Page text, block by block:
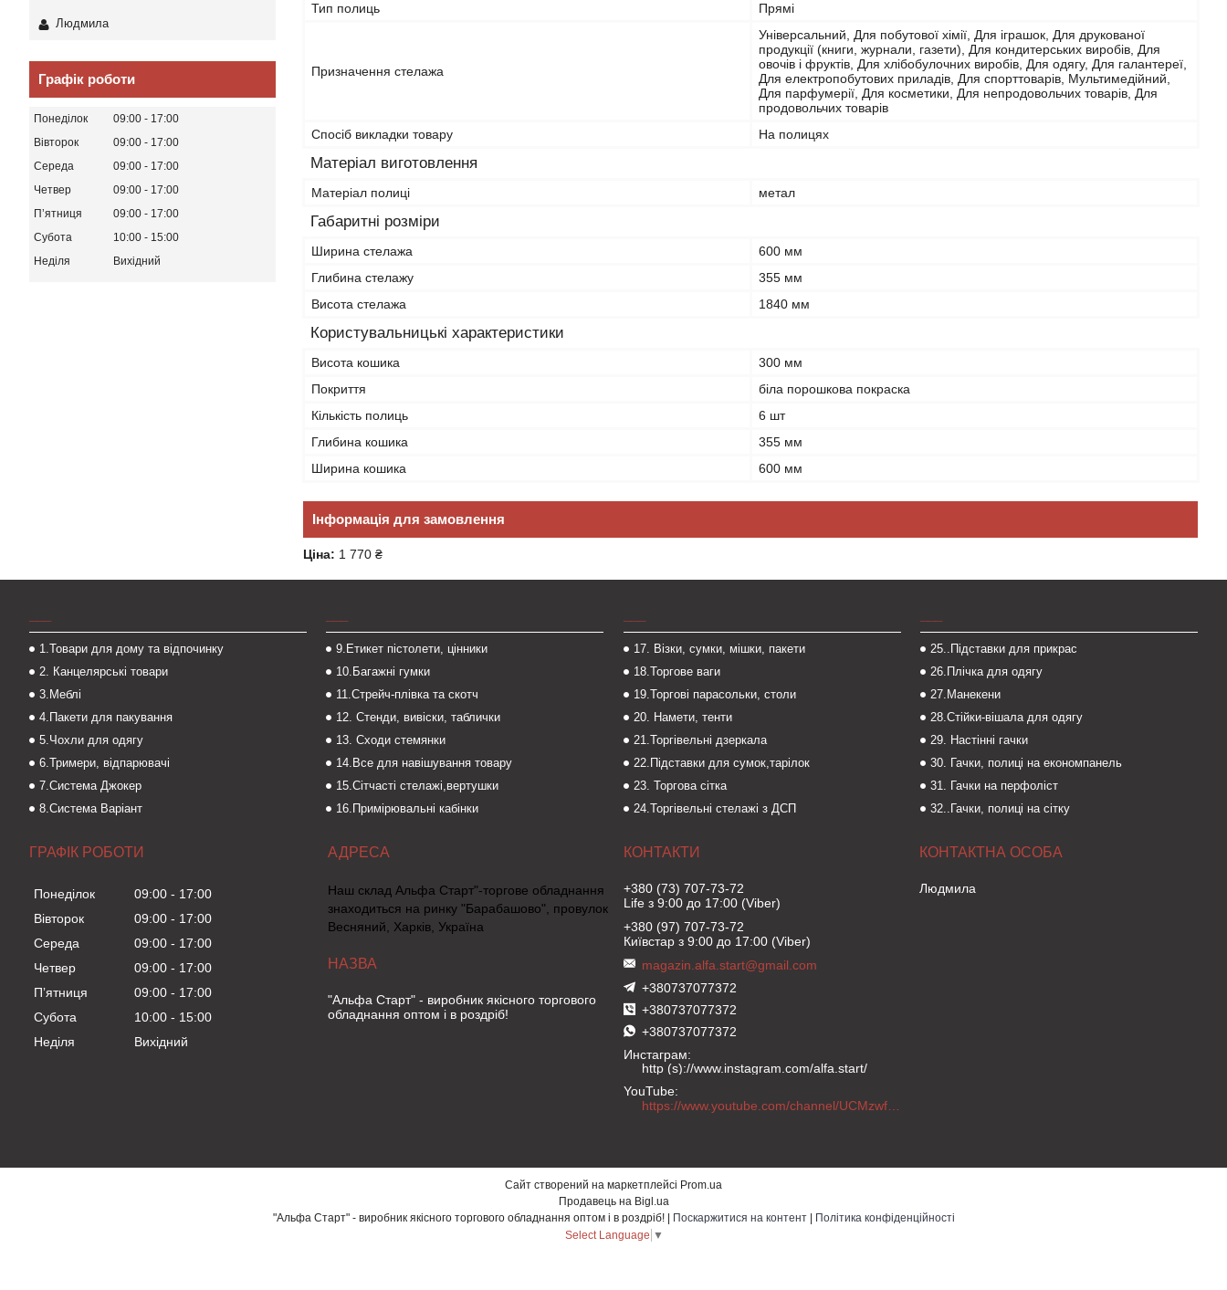
Тип полиць
Прямі
Призначення стелажа
Універсальний, Для побутової хімії, Для іграшок, Для друкованої
продукції (книги, журнали, газети), Для кондитерських виробів, Для
овочів і фруктів, Для хлібобулочних виробів, Для одягу, Для галантереї,
Для електропобутових приладів, Для спорттоварів, Мультимедійний,
Для парфумерії, Для косметики, Для непродовольчих товарів, Для
продовольчих товарів
Спосіб викладки товару
На полицях
Матеріал виготовлення
Матеріал полиці метал
Габаритні розміри
Ширина стелажа
600 мм
Глибина стелажу
355 мм
Висота стелажа
1840 мм
Користувальницькі характеристики
Висота кошика
300 мм
Покриття
біла порошкова покраска
Кількість полиць
6 шт
Глибина кошика
355 мм
Ширина кошика
600 мм
Інформація для замовлення
Ціна: 1 770 ₴
Людмила
Графік роботи
Понеділок 09:00
17:00
Вівторок
09:00
17:00
Середа
09:00
17:00
Четвер
09:00
17:00
Пʼятниця
09:00
17:00
Субота
10:00
15:00
Неділя
Вихідний
1.Товари для дому та відпочинку
2. Канцелярські товари
3.Меблі
4.Пакети для пакування
5.Чохли для одягу
6.Тримери, відпарювачі
7.Система Джокер
8.Система Варіант
9.Етикет пістолети, цінники
10.Багажні гумки
11.Стрейч-плівка та скотч
12. Стенди, вивіски, таблички
13. Сходи стемянки
14.Все для навішування товару
15.Сітчасті стелажі,вертушки
16.Примірювальні кабінки
17. Візки, сумки, мішки, пакети
18.Торгове ваги
19.Торгові парасольки, столи
20. Намети, тенти
21.Торгівельні дзеркала
22.Підставки для сумок,тарілок
23. Торгова сітка
24.Торгівельні стелажі з ДСП
25..Підставки для прикрас
26.Плічка для одягу
27.Манекени
28.Стійки-вішала для одягу
29. Настінні гачки
30. Гачки, полиці на економпанель
31. Гачки на перфоліст
32..Гачки, полиці на сітку
ГРАФІК РОБОТИ
Понеділок 09:00
17:00
Вівторок
09:00
17:00
Середа
09:00
17:00
Четвер
09:00
17:00
Пʼятниця
09:00
17:00
Субота
10:00
15:00
Неділя
Вихідний
Наш склад Альфа Старт"-торгове обладнання
знаходиться на ринку "Барабашово", провулок
Весняний, Харків, Україна
"Альфа Старт" - виробник якісного торгового
обладнання оптом і в роздріб!
+380 (73) 707-73-72
Life з 9:00 до 17:00 (Viber)
+380 (97) 707-73-72
Київстар з 9:00 до 17:00 (Viber)
magazin.alfa.start@gmail.com
+380737077372
+380737077372
+380737077372
Инстаграм
http (s)://www.instagram.com/alfa.start/
YouTube
Людмила
Сайт створений на маркетплейсі Prom.ua
Продавець на Bigl.ua
Поскаржитися на контент
Політика конфіденційності
Select Language ▼